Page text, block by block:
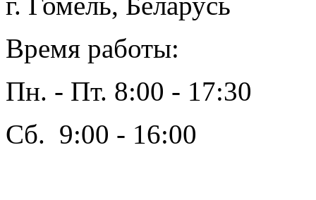
Время работы:
Пн. - Пт. 8:00 - 17:30
Сб. 9:00 - 16:00